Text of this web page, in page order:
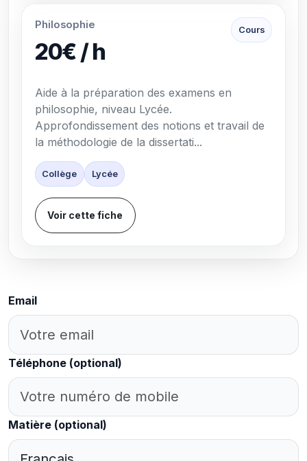
Philosophie
20€ / h
Cours
Aide à la préparation des examens en
philosophie, niveau Lycée.
Approfondissement des notions et travail de
la méthodologie de la dissertati...
Collège Lycée
Voir cette fiche
Email
Téléphone (optional)
Matière (optional)